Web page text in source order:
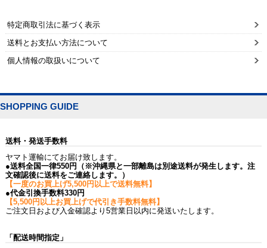
特定商取引法に基づく表示
送料とお支払い方法について
個人情報の取扱いについて
SHOPPING GUIDE
送料・発送手数料
ヤマト運輸にてお届け致します。
●送料全国一律550円（※沖縄県と一部離島は別途送料が発生します。注
文確認後に送料をご連絡します。）
【一度のお買上げ5,500円以上で送料無料】
●代金引換手数料330円
【5,500円以上お買上げで代引き手数料無料】
ご注文日および入金確認より5営業日以内に発送いたします。
「配送時間指定」